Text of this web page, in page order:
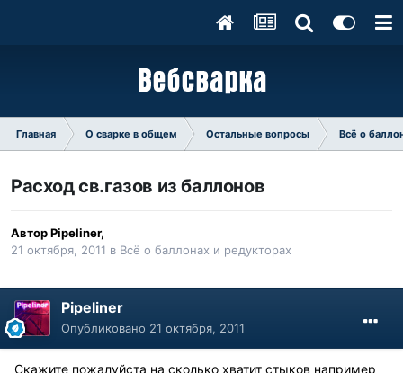
Главная О сварке в общем Остальные вопросы Всё о
Расход св.газов из баллонов
АвторPipeliner,
21 октября, 2011 в Всё о баллонах и редукторах
Pipeliner
Опубликовано 21 октября, 2011
Скажите пожалуйста на сколько хватит стыков например